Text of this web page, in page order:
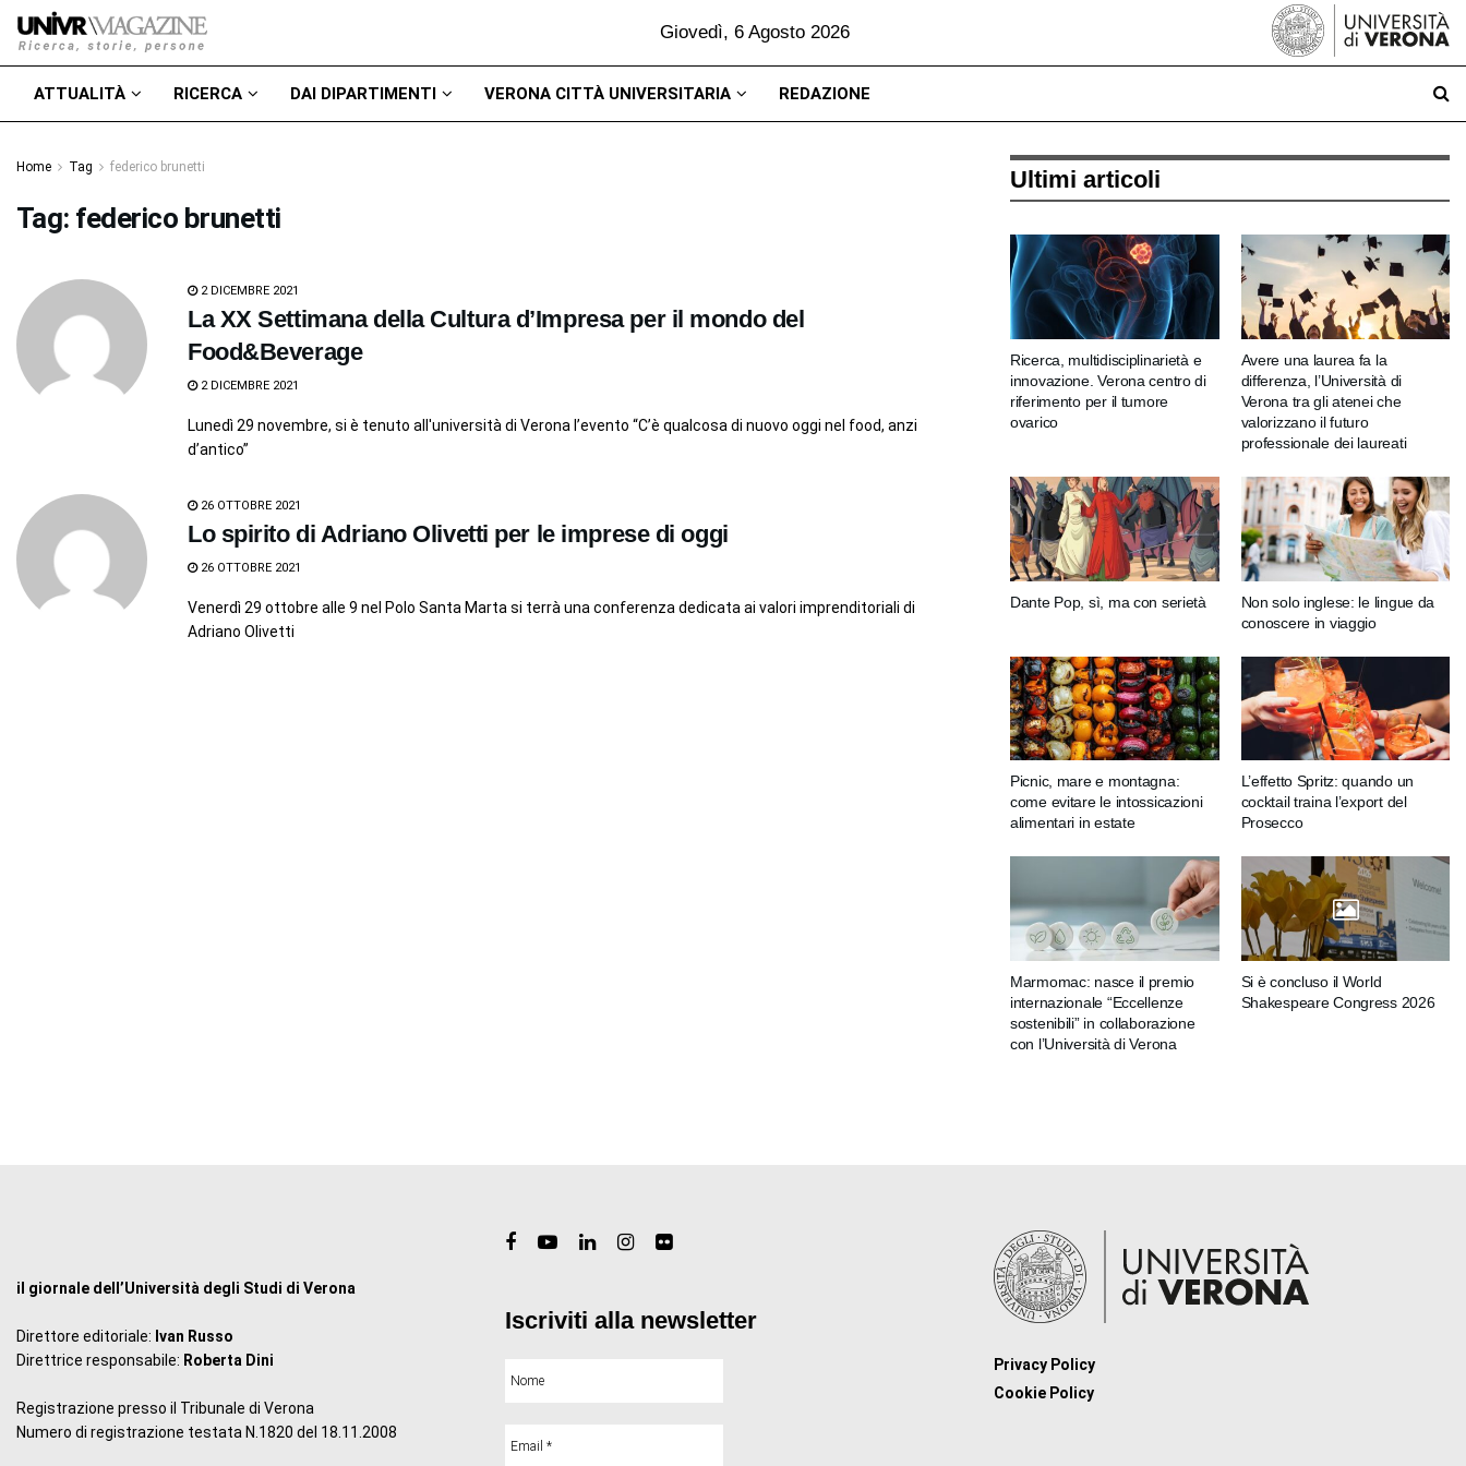
Giovedì, 6 Agosto 2026
ATTUALITÀ RICERCA DAI DIPARTIMENTI VERONA CITTÀ UNIVERSITARIA REDAZIONE
Home Tag federico brunetti
Tag: federico brunetti
2 DICEMBRE 2021
La XX Settimana della Cultura d’Impresa per il mondo del
Food&Beverage
2 DICEMBRE 2021
Lunedì 29 novembre, si è tenuto all'università di Verona l’evento “C’è qualcosa di nuovo oggi nel food, anzi
d’antico”
26 OTTOBRE 2021
Lo spirito di Adriano Olivetti per le imprese di oggi
26 OTTOBRE 2021
Venerdì 29 ottobre alle 9 nel Polo Santa Marta si terrà una conferenza dedicata ai valori imprenditoriali di
Adriano Olivetti
Ultimi articoli
Ricerca, multidisciplinarietà e
innovazione. Verona centro di
riferimento per il tumore
ovarico
Avere una laurea fa la
differenza, l’Università di
Verona tra gli atenei che
valorizzano il futuro
professionale dei laureati
Dante Pop, sì, ma con serietà
Non solo inglese: le lingue da
conoscere in viaggio
Picnic, mare e montagna:
come evitare le intossicazioni
alimentari in estate
L’effetto Spritz: quando un
cocktail traina l’export del
Prosecco
Marmomac: nasce il premio
internazionale “Eccellenze
sostenibili” in collaborazione
con l’Università di Verona
Si è concluso il World
Shakespeare Congress 2026
il giornale dell’Università degli Studi di Verona
Direttore editoriale: Ivan Russo
Direttrice responsabile: Roberta Dini
Registrazione presso il Tribunale di Verona
Numero di registrazione testata N.1820 del 18.11.2008
Iscriviti alla newsletter
Privacy Policy
Cookie Policy